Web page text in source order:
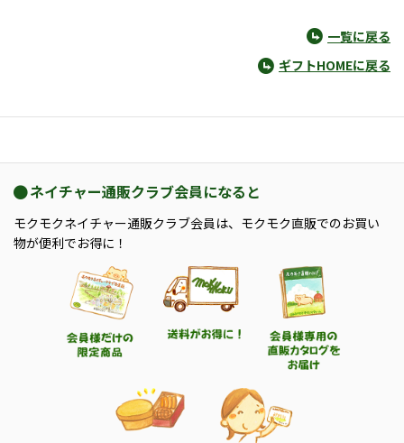
一覧に戻る
ギフトHOMEに戻る
ネイチャー通販クラブ会員になると
モクモクネイチャー通販クラブ会員は、モクモク直販でのお買い
物が便利でお得に！